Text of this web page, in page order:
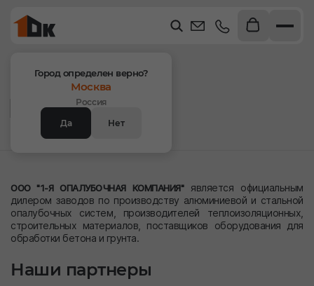
Город определен верно?
Москва
Россия
Да
Нет
Партнеры
Главная Компания Партнеры
ООО "1-Я ОПАЛУБОЧНАЯ КОМПАНИЯ"является официальным
дилером заводов по производству алюминиевой и стальной
опалубочных систем, производителей теплоизоляционных,
строительных материалов, поставщиков оборудования для
обработки бетона и грунта.
Наши партнеры